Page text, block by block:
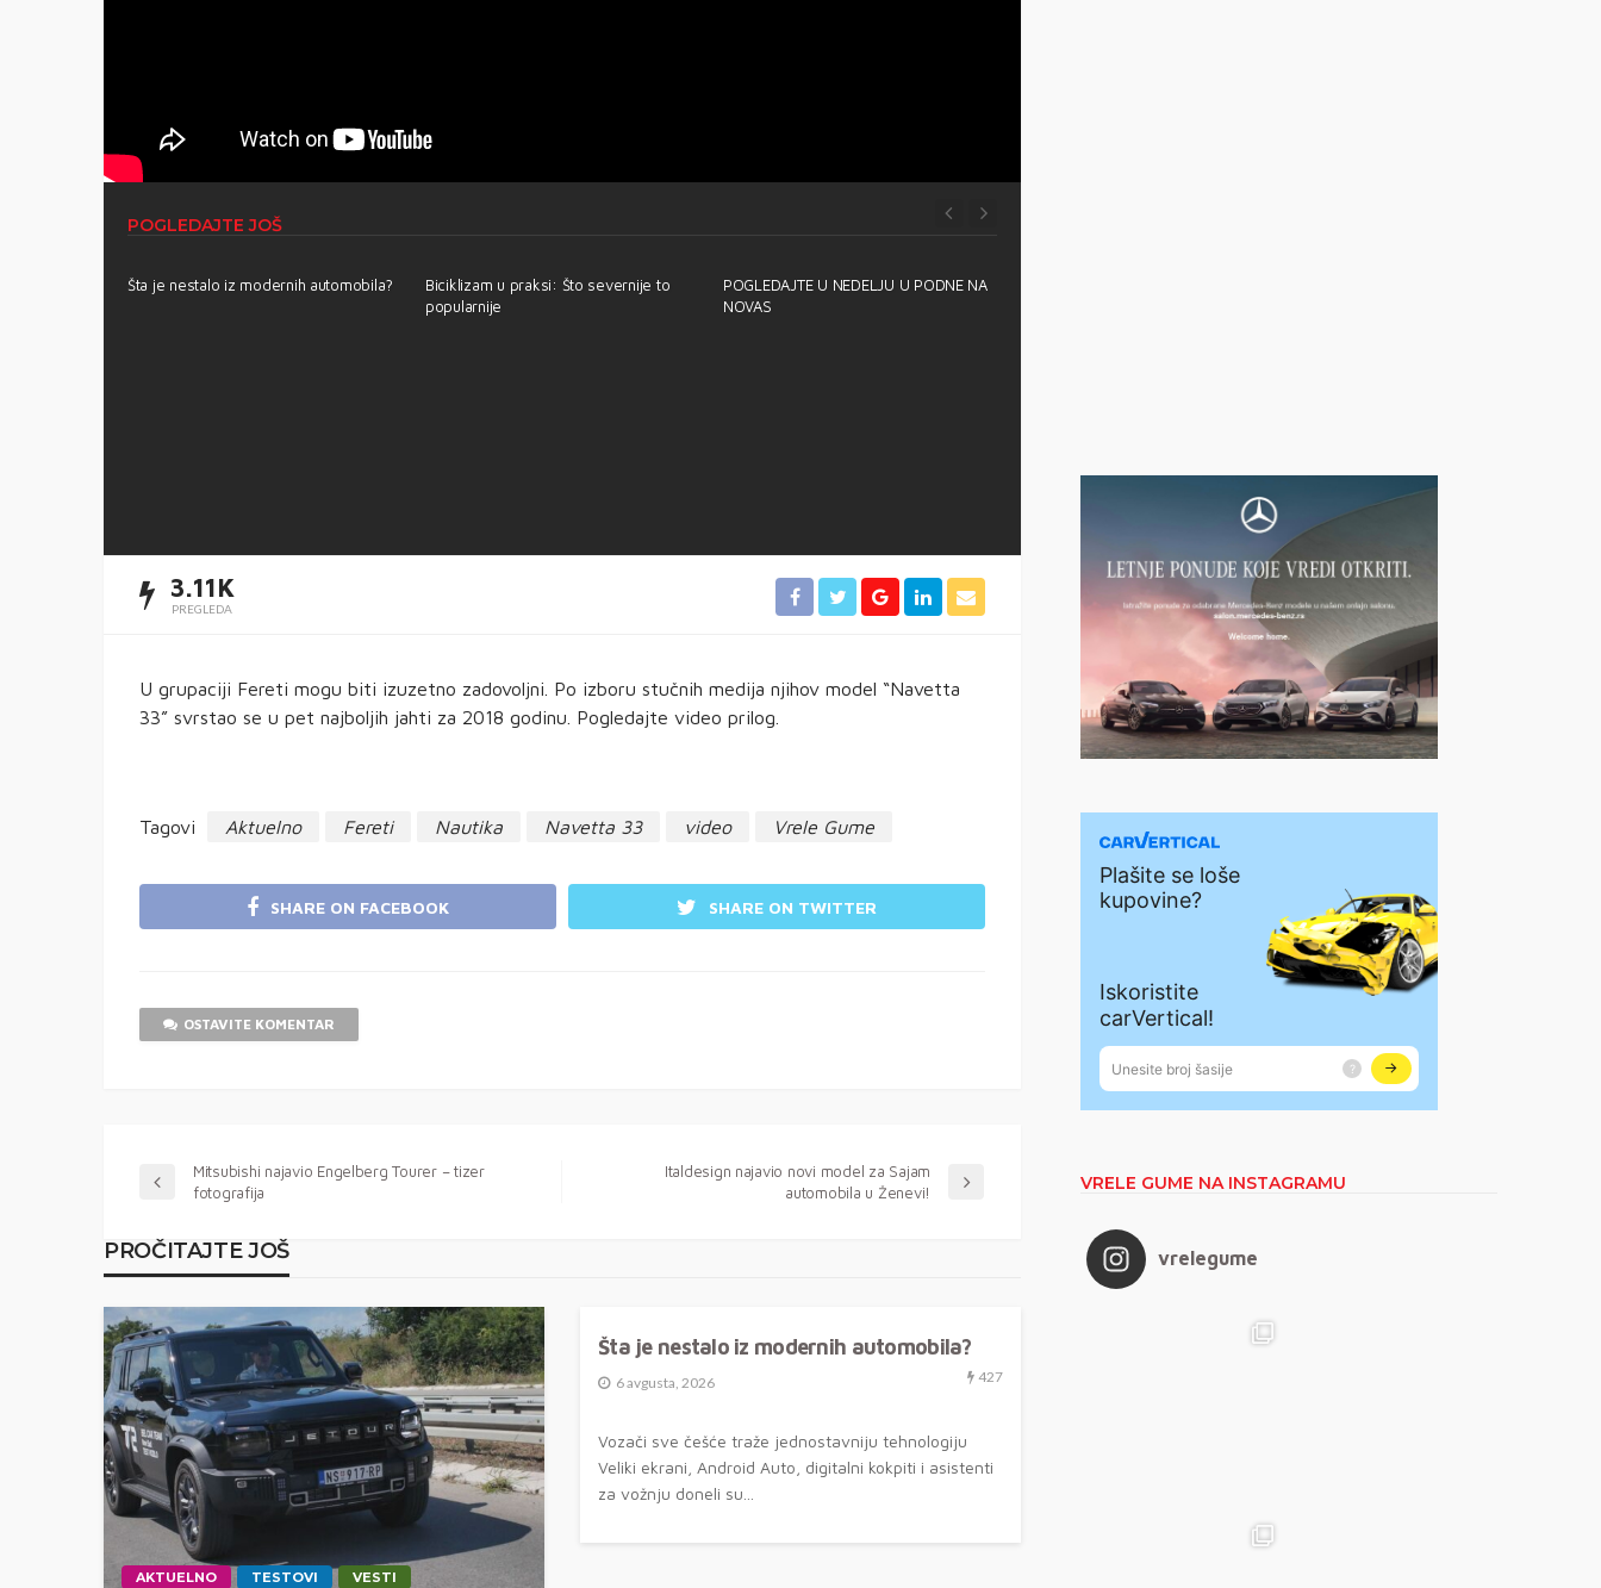
POGLEDAJTE JOŠ
Šta je nestalo iz modernih automobila?
Biciklizam u praksi: Što severnije to
popularnije
POGLEDAJTE U NEDELJU U PODNE NA
NOVAS
TEST Jetour T2: Da li kineski SUV od
41.000 evra zaista može da ugrozi
3.11K
PREGLEDA
U grupaciji Fereti mogu biti izuzetno zadovoljni. Po izboru stučnih medija njihov model “Navetta
33” svrstao se u pet najboljih jahti za 2018 godinu. Pogledajte video prilog.
Tagovi Aktuelno Fereti Nautika Navetta 33 video Vrele Gume
SHARE ON FACEBOOK SHARE ON TWITTER
OSTAVITE KOMENTAR
Mitsubishi najavio Engelberg Tourer – tizer
fotografija
Italdesign najavio novi model za Sajam
automobila u Ženevi!
PROČITAJTE JOŠ
AKTUELNO TESTOVI VESTI
Šta je nestalo iz modernih automobila?
6 avgusta, 2026 427
Vozači sve češće traže jednostavniju tehnologiju
Veliki ekrani, Android Auto, digitalni kokpiti i asistenti
za vožnju doneli su...
VRELE GUME NA INSTAGRAMU
vrelegume